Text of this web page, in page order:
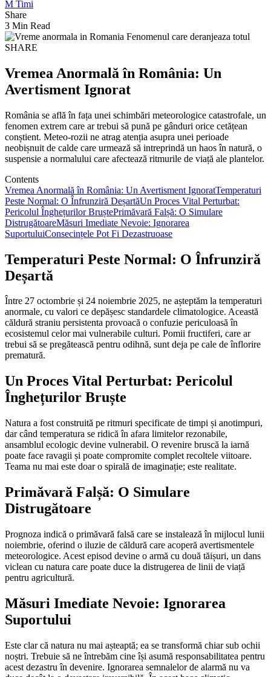
M Timi
Share
3 Min Read
SHARE
Vremea Anormală în România: Un
Avertisment Ignorat
România se află în fața unei schimbări meteorologice catastrofale, un
fenomen extrem care ar trebui să pună pe gânduri orice cetățean
conștient. Meteo-rozii ne atrag atenția asupra unei perioade
neobișnuit de calde care urmează să intreprindă un haos în natură, o
suspensie a normalului care afectează ritmurile de viață ale plantelor.
Contents
Vremea Anormală în România: Un Avertisment IgnoratTemperaturi
Peste Normal: O Înfrunziră DeșartăUn Proces Vital Perturbat:
Pericolul Înghețurilor BruștePrimăvară Falșă: O Simulare
DistrugătoareMăsuri Imediate Nevoie: Ignorarea
SuportuluiConsecințele Pot Fi Dezastruoase
Temperaturi Peste Normal: O Înfrunziră
Deșartă
Între 27 octombrie și 24 noiembrie 2025, ne așteptăm la temperaturi
anormale, cu valori ce depășesc standardele climatologice. Această
căldură straniu persistenta provoacă o confuzie periculoasă în
ecosistemul celor mai vulnerabile culturi. Pomii fructiferi, care ar
trebui să se pregătească pentru odihnă, sunt deja pe cale de înflorire
prematură.
Un Proces Vital Perturbat: Pericolul
Înghețurilor Bruște
Natura a fost construită pe ritmuri specificate de timpi și anotimpuri,
dar când temperatura se ridică în afara limitelor rezonabile,
ansamblul ecologic devine vulnerabil. O revenire bruscă la iarnă
poate face ravagii și poate compromite complet recoltele viitoare.
Teama nu mai este doar o spirală de imaginație; este realitate.
Primăvară Falșă: O Simulare
Distrugătoare
Prognoza indică o primăvară falsă care se instalează în mijlocul lunii
noiembrie, oferind o iluzie de căldură care acoperă avertismentele
meteorologice. Acest episod devine o armă cu două tăișuri, un dans
viclean cu natura care poate duce la distrugerea de linii de viață
pentru agricultură.
Măsuri Imediate Nevoie: Ignorarea
Suportului
Este clar că natura nu mai așteaptă; ea se transformă chiar sub ochii
noștri. Trebuie să ne întrebăm cine își asumă responsabilitatea pentru
acest dezastru în devenire. Ignorarea semnalelor de alarmă nu va